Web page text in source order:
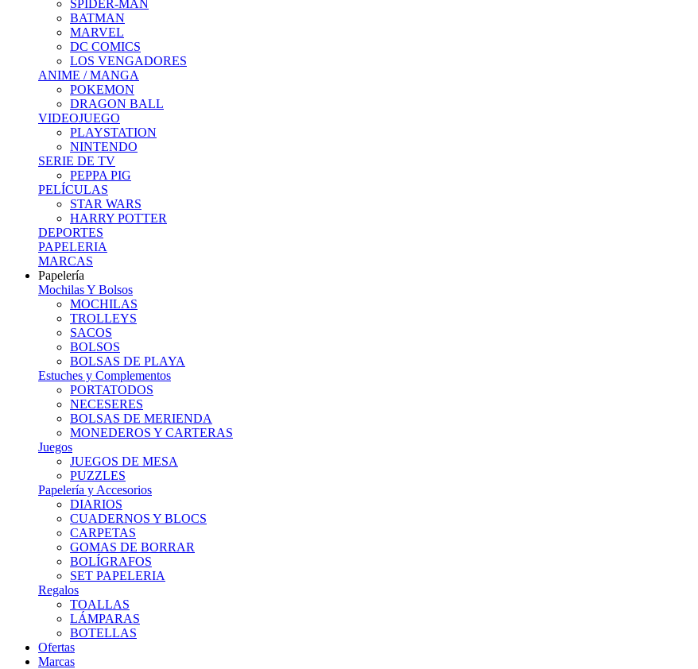
SPIDER-MAN
BATMAN
MARVEL
DC COMICS
LOS VENGADORES
ANIME / MANGA
POKEMON
DRAGON BALL
VIDEOJUEGO
PLAYSTATION
NINTENDO
SERIE DE TV
PEPPA PIG
PELÍCULAS
STAR WARS
HARRY POTTER
DEPORTES
PAPELERIA
MARCAS
Papelería
Mochilas Y Bolsos
MOCHILAS
TROLLEYS
SACOS
BOLSOS
BOLSAS DE PLAYA
Estuches y Complementos
PORTATODOS
NECESERES
BOLSAS DE MERIENDA
MONEDEROS Y CARTERAS
Juegos
JUEGOS DE MESA
PUZZLES
Papelería y Accesorios
DIARIOS
CUADERNOS Y BLOCS
CARPETAS
GOMAS DE BORRAR
BOLÍGRAFOS
SET PAPELERIA
Regalos
TOALLAS
LÁMPARAS
BOTELLAS
Ofertas
Marcas